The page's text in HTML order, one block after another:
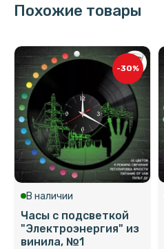
Похожие товары
-30%
В наличии
Часы с подсветкой
"Электроэнергия" из
винила, №1